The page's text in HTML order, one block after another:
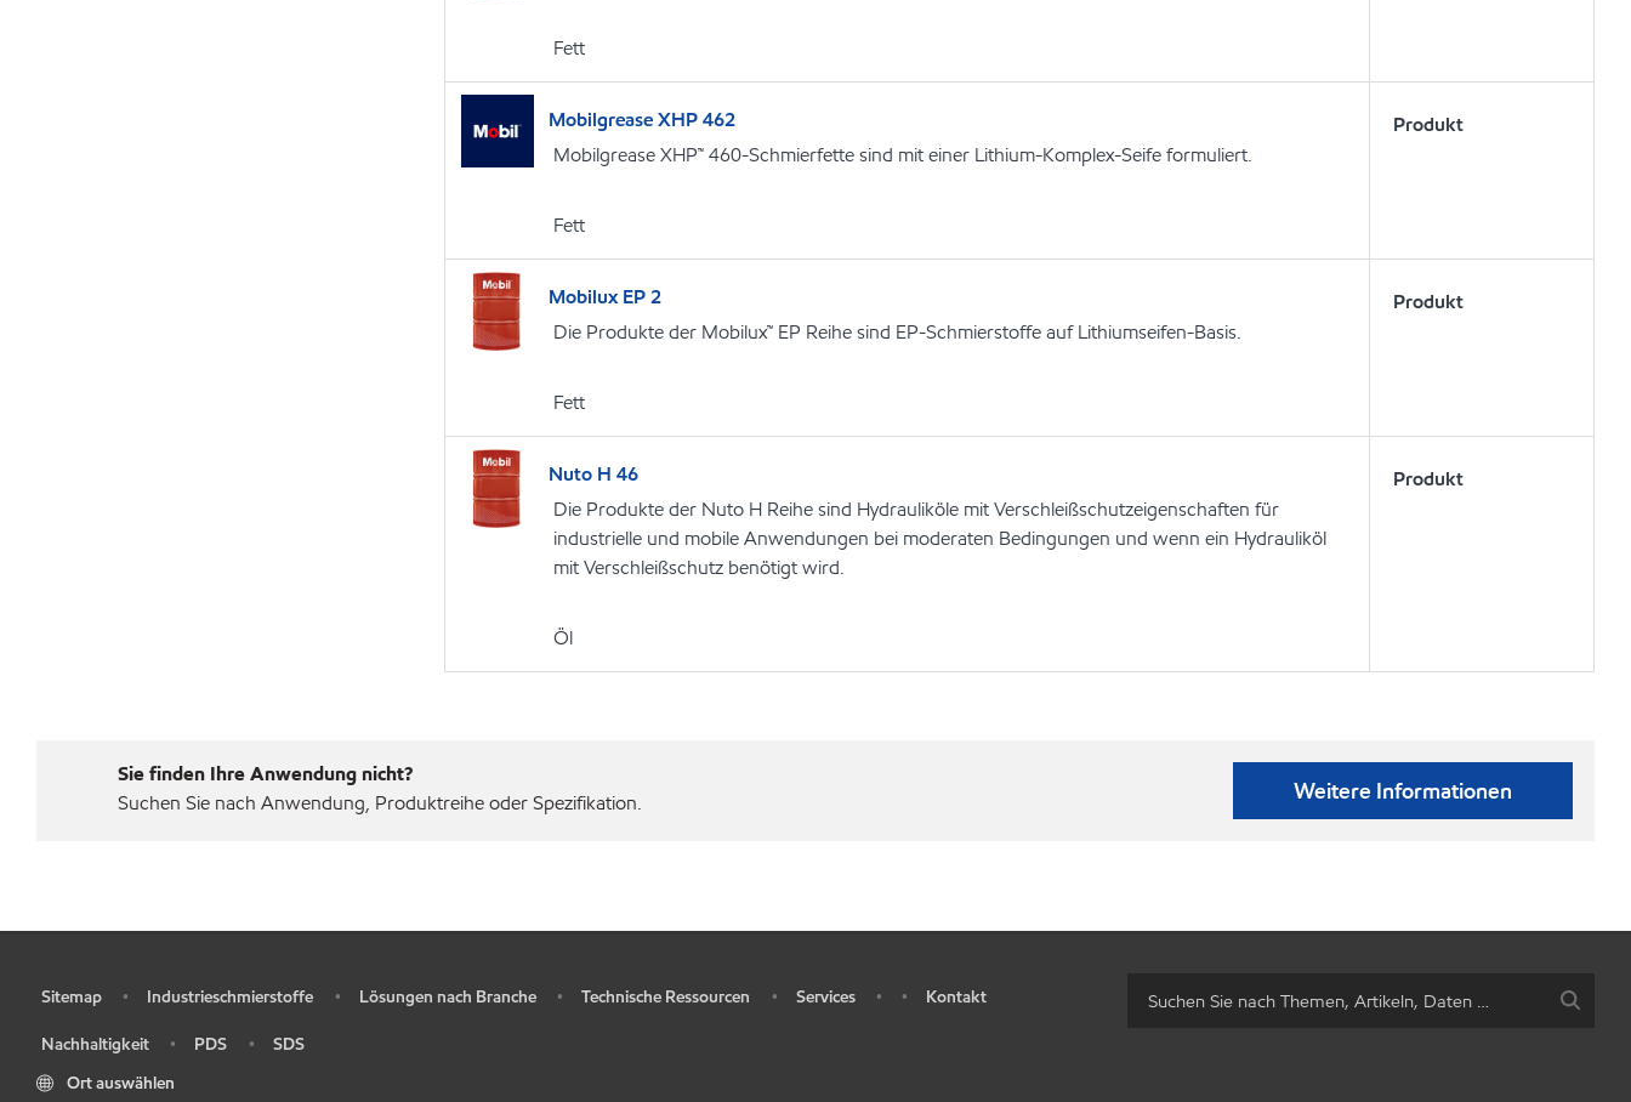
Fett
Mobilgrease XHP 462
Mobilgrease XHP™ 460-Schmierfette sind mit einer Lithium-Komplex-Seife formuliert.
Fett
Produkt
Mobilux EP 2
Die Produkte der Mobilux™ EP Reihe sind EP-Schmierstoffe auf Lithiumseifen-Basis.
Fett
Produkt
Nuto H 46
Die Produkte der Nuto H Reihe sind Hydrauliköle mit Verschleißschutzeigenschaften für
industrielle und mobile Anwendungen bei moderaten Bedingungen und wenn ein Hydrauliköl
mit Verschleißschutz benötigt wird.
Öl
Produkt
Sie finden Ihre Anwendung nicht?
Suchen Sie nach Anwendung, Produktreihe oder Spezifikation.
Weitere Informationen
Sitemap • Industrieschmierstoffe • Lösungen nach Branche • Technische Ressourcen • Services • • Kontakt
Nachhaltigkeit • PDS •
SDS
Ort auswählen